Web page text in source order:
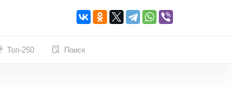
Топ-250 Поиск